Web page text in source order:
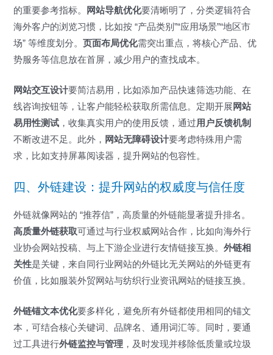
的重要参考指标。
网站导航优化要清晰明了，分类逻辑符合
海外客户的浏览习惯，比如按 “产品类别”“应用场景”“地区市
场” 等维度划分。页面布局优化需突出重点，将核心产品、优
势服务等信息放在首屏，减少用户的查找成本。
网站交互设计要简洁易用，比如添加产品快速筛选功能、在
线咨询按钮等，让客户能轻松获取所需信息。定期开展 网站
易用性测试 ，收集真实用户的使用反馈，通过用户反馈机制
不断改进不足。此外， 网站无障碍设计要考虑特殊用户需
求，比如支持屏幕阅读器，提升网站的包容性。
四、外链建设：提升网站的权威度与信任度
外链就像网站的 “推荐信”，高质量的外链能显著提升排名。
高质量外链获取可通过与行业权威网站合作，比如向海外行
业协会网站投稿、与上下游企业进行友情链接互换。外链相
关性是关键，来自同行业网站的外链比无关网站的外链更有
价值，比如服装外贸网站与纺织行业资讯网站的链接互换。
外链锚文本优化要多样化，避免所有外链都使用相同的锚文
本，可结合核心关键词、品牌名、通用词汇等。同时，要通
过工具进行外链监控与管理 ，及时发现并移除低质量或垃圾